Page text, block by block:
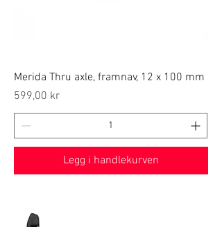
Merida Thru axle, framnav, 12 x 100 mm
Price
599,00 kr
Legg i handlekurven